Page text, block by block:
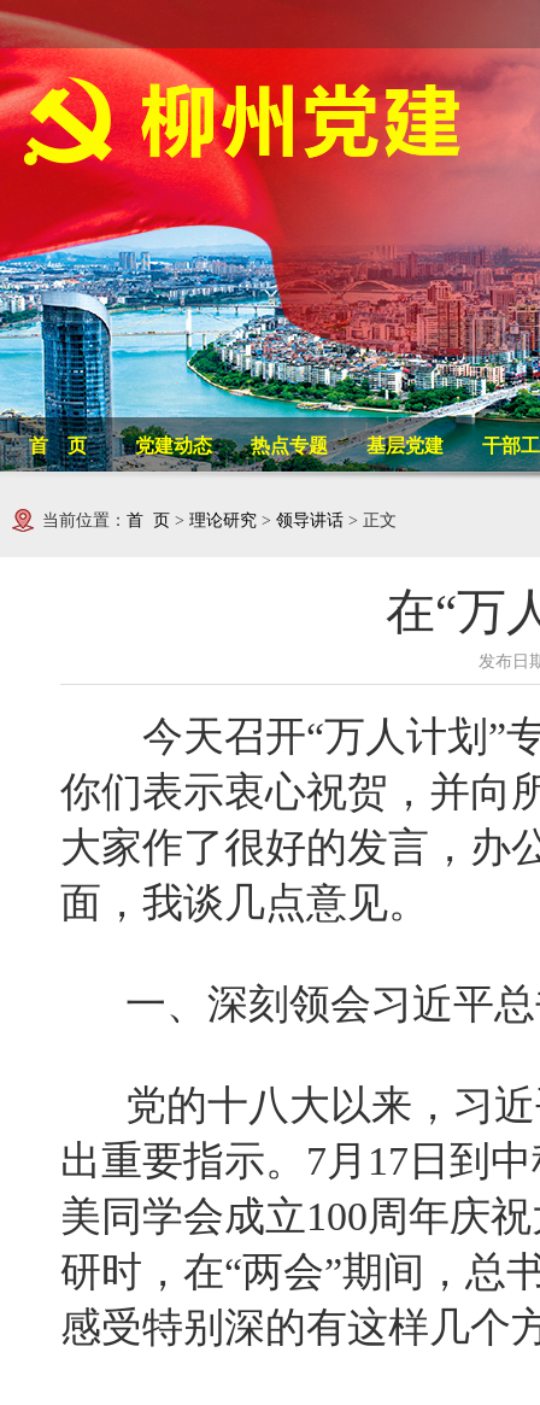
首 页 党建动态 热点专题 基层党建 干部
当前位置： 首 页 > 理论研究 > 领导讲话 > 正文
在“万
发布日
今天召开“万人计划”专
你们表示衷心祝贺，并向
大家作了很好的发言，办
面，我谈几点意见。
一、深刻领会习近平总
党的十八大以来，习近
出重要指示。7月17日到
美同学会成立100周年庆
研时，在“两会”期间，总
感受特别深的有这样几个